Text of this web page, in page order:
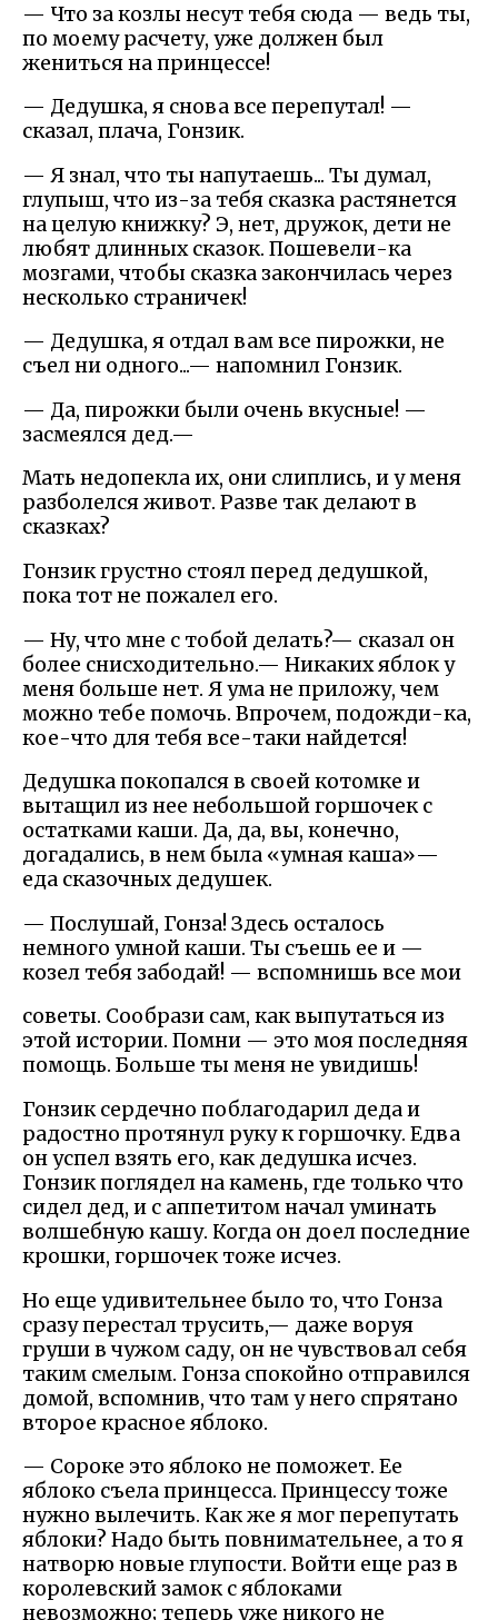
— Что за козлы несут тебя сюда — ведь ты,
по моему расчету, уже должен был
жениться на принцессе!
— Дедушка, я снова все перепутал! —
сказал, плача, Гонзик.
— Я знал, что ты напутаешь... Ты думал,
глупыш, что из-за тебя сказка растянется
на целую книжку? Э, нет, дружок, дети не
любят длинных сказок. Пошевели-ка
мозгами, чтобы сказка закончилась через
несколько страничек!
— Дедушка, я отдал вам все пирожки, не
съел ни одного...— напомнил Гонзик.
— Да, пирожки были очень вкусные! —
засмеялся дед.—
Мать недопекла их, они слиплись, и у меня
разболелся живот. Разве так делают в
сказках?
Гонзик грустно стоял перед дедушкой,
пока тот не пожалел его.
— Ну, что мне с тобой делать?— сказал он
более снисходительно.— Никаких яблок у
меня больше нет. Я ума не приложу, чем
можно тебе помочь. Впрочем, подожди-ка,
кое-что для тебя все-таки найдется!
Дедушка покопался в своей котомке и
вытащил из нее небольшой горшочек с
остатками каши. Да, да, вы, конечно,
догадались, в нем была «умная каша»—
еда сказочных дедушек.
— Послушай, Гонза! Здесь осталось
немного умной каши. Ты съешь ее и —
козел тебя забодай! — вспомнишь все мои
советы. Сообрази сам, как выпутаться из
этой истории. Помни — это моя последняя
помощь. Больше ты меня не увидишь!
Гонзик сердечно поблагодарил деда и
радостно протянул руку к горшочку. Едва
он успел взять его, как дедушка исчез.
Гонзик поглядел на камень, где только что
сидел дед, и с аппетитом начал уминать
волшебную кашу. Когда он доел последние
крошки, горшочек тоже исчез.
Но еще удивительнее было то, что Гонза
сразу перестал трусить,— даже воруя
груши в чужом саду, он не чувствовал себя
таким смелым. Гонза спокойно отправился
домой, вспомнив, что там у него спрятано
второе красное яблоко.
— Сороке это яблоко не поможет. Ее
яблоко съела принцесса. Принцессу тоже
нужно вылечить. Как же я мог перепутать
яблоки? Надо быть повнимательнее, а то я
натворю новые глупости. Войти еще раз в
королевский замок с яблоками
невозможно; теперь уже никого не